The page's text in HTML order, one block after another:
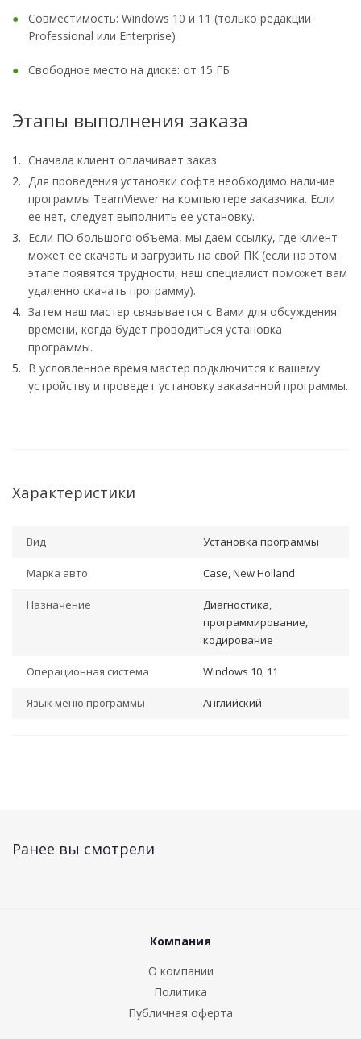
Совместимость: Windows 10 и 11 (только редакции
Professional или Enterprise)
Свободное место на диске: от 15 ГБ
Этапы выполнения заказа
Сначала клиент оплачивает заказ.
Для проведения установки софта необходимо наличие
программы TeamViewer на компьютере заказчика. Если
ее нет, следует выполнить ее установку.
Если ПО большого объема, мы даем ссылку, где клиент
может ее скачать и загрузить на свой ПК (если на этом
этапе появятся трудности, наш специалист поможет вам
удаленно скачать программу).
Затем наш мастер связывается с Вами для обсуждения
времени, когда будет проводиться установка
программы.
В условленное время мастер подключится к вашему
устройству и проведет установку заказанной программы.
Характеристики
Вид Установка программы
Марка авто Case, New Holland
Назначение
Диагностика,
программирование,
кодирование
Операционная система Windows 10, 11
Язык меню программы Английский
Ранее вы смотрели
Компания
О компании
Политика
Публичная оферта